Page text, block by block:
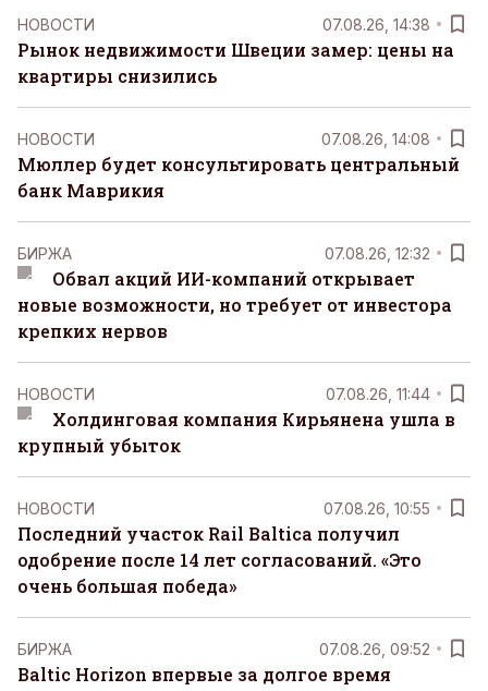
НОВОСТИ 07.08.26, 14:38
Рынок недвижимости Швеции замер: цены на
квартиры снизились
НОВОСТИ 07.08.26, 14:08
Мюллер будет консультировать центральный
банк Маврикия
БИРЖА 07.08.26, 12:32
Обвал акций ИИ-компаний открывает
новые возможности, но требует от инвестора
крепких нервов
НОВОСТИ 07.08.26, 11:44
Холдинговая компания Кирьянена ушла в
крупный убыток
НОВОСТИ 07.08.26, 10:55
Последний участок Rail Baltica получил
одобрение после 14 лет согласований. «Это
очень большая победа»
БИРЖА 07.08.26, 09:52
Baltic Horizon впервые за долгое время